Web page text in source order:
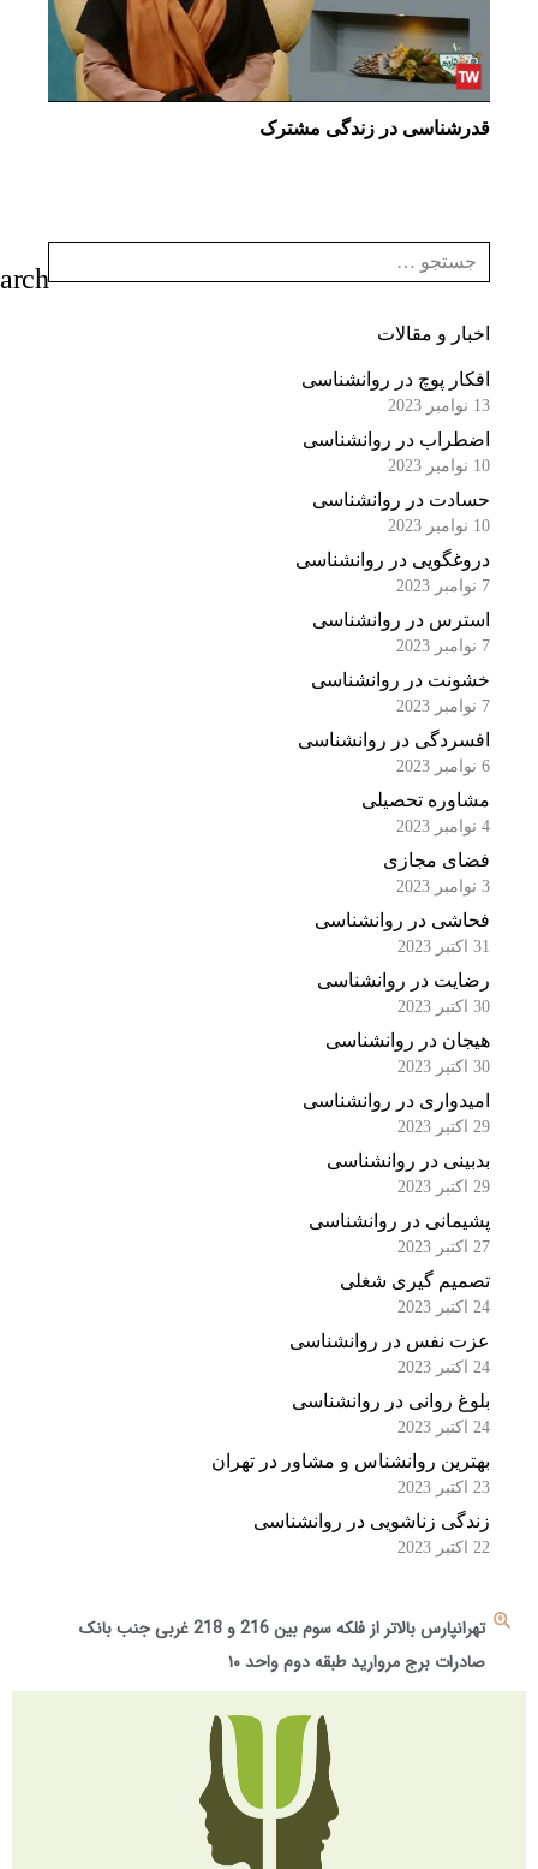
قدرشناسی در زندگی مشترک
اخبار و مقالات
افکار پوچ در روانشناسی
اضطراب در روانشناسی
حسادت در روانشناسی
دروغگویی در روانشناسی
استرس در روانشناسی
خشونت در روانشناسی
افسردگی در روانشناسی
مشاوره تحصیلی
فضای مجازی
فحاشی در روانشناسی
رضایت در روانشناسی
هیجان در روانشناسی
امیدواری در روانشناسی
بدبینی در روانشناسی
پشیمانی در روانشناسی
تصمیم گیری شغلی
عزت نفس در روانشناسی
بلوغ روانی در روانشناسی
بهترین روانشناس و مشاور در تهران
زندگی زناشویی در روانشناسی
تهرانپارس بالاتر از فلکه سوم بین 216 و 218 غربی جنب بانک
صادرات برج مروارید طبقه دوم واحد ۱۰